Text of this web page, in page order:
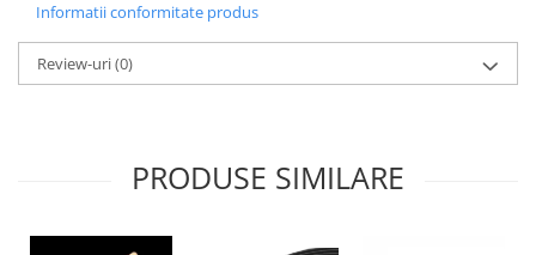
Informatii conformitate produs
Review-uri(0)
PRODUSE SIMILARE